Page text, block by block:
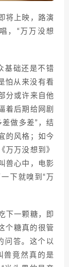
将上映，路演
，“万万没想
基础还是不错
怕从来没有看
分或许来自他
着后期给网剧
差做多差”，结
的风格；如今
万万没想到》
兽心中，电影
下就嗅到“万
下一颗糖，即
个糖真的很管
问答。这个以
兽竟然真的是